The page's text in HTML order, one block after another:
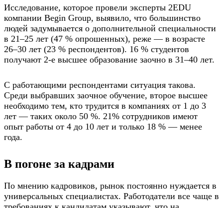
Исследование, которое провели эксперты 2EDU
компании Begin Group, выявило, что большинство
людей задумывается о дополнительной специальности
в 21–25 лет (47 % опрошенных), реже — в возрасте
26–30 лет (23 % респондентов). 16 % студентов
получают 2-е высшее образование заочно в 31–40 лет.
С работающими респондентами ситуация такова.
Среди выбравших заочное обучение, второе высшее
необходимо тем, кто трудится в компаниях от 1 до 3
лет — таких около 50 %. 21% сотрудников имеют
опыт работы от 4 до 10 лет и только 18 % — менее
года.
В погоне за кадрами
По мнению кадровиков, рынок постоянно нуждается в
универсальных специалистах. Работодатели все чаще в